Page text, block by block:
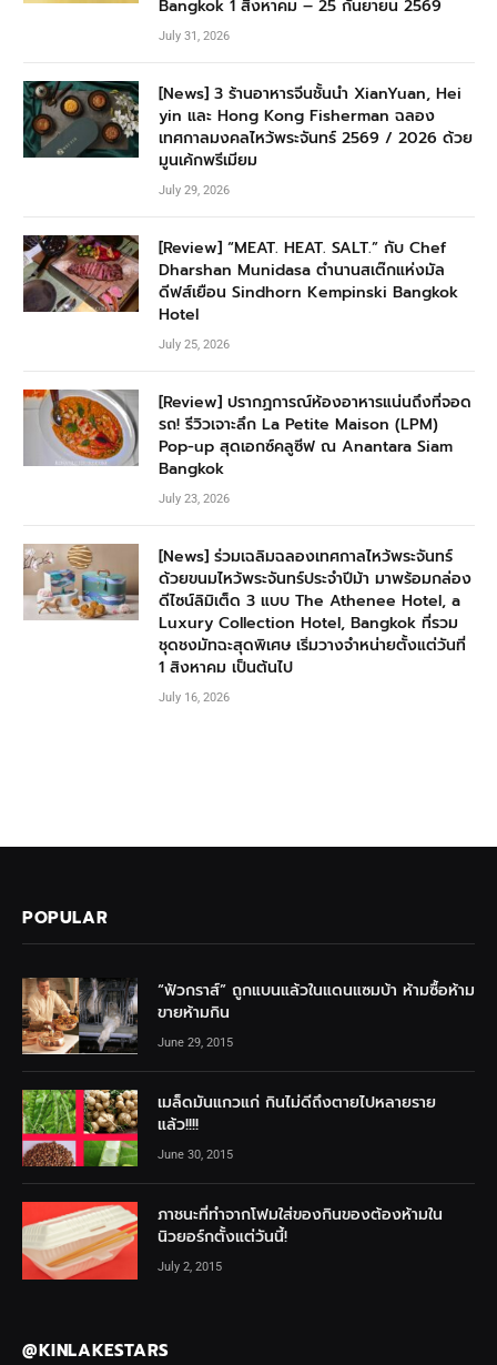
Bangkok 1 สิงหาคม – 25 กันยายน 2569
July 31, 2026
[News] 3 ร้านอาหารจีนชั้นนำ XianYuan, Hei
yin และ Hong Kong Fisherman ฉลอง
เทศกาลมงคลไหว้พระจันทร์ 2569 / 2026 ด้วย
มูนเค้กพรีเมียม
July 29, 2026
[Review] “MEAT. HEAT. SALT.” กับ Chef
Dharshan Munidasa ตำนานสเต๊กแห่งมัล
ดีฟส์เยือน Sindhorn Kempinski Bangkok
Hotel
July 25, 2026
[Review] ปรากฏการณ์ห้องอาหารแน่นถึงที่จอด
รถ! รีวิวเจาะลึก La Petite Maison (LPM)
Pop-up สุดเอกซ์คลูซีฟ ณ Anantara Siam
Bangkok
July 23, 2026
[News] ร่วมเฉลิมฉลองเทศกาลไหว้พระจันทร์
ด้วยขนมไหว้พระจันทร์ประจำปีม้า มาพร้อมกล่อง
ดีไซน์ลิมิเต็ด 3 แบบ The Athenee Hotel, a
Luxury Collection Hotel, Bangkok ที่รวม
ชุดชงมัทฉะสุดพิเศษ เริ่มวางจำหน่ายตั้งแต่วันที่
1 สิงหาคม เป็นต้นไป
July 16, 2026
POPULAR
“ฟัวกราส์” ถูกแบนแล้วในแดนแซมบ้า ห้ามซื้อห้าม
ขายห้ามกิน
June 29, 2015
เมล็ดมันแกวแก่ กินไม่ดีถึงตายไปหลายราย
แล้ว!!!!
June 30, 2015
ภาชนะที่ทำจากโฟมใส่ของกินของต้องห้ามใน
นิวยอร์กตั้งแต่วันนี้!
July 2, 2015
@KINLAKESTARS